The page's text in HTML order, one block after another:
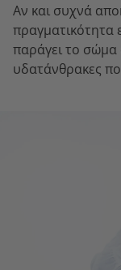
Αν και συχνά
πραγματικότητα
παράγει το σώμα
υδατάνθρακες